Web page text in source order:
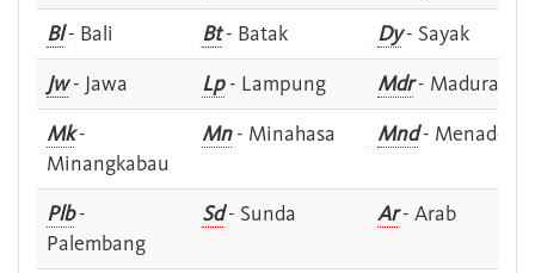
Bl- Bali Bt- Batak Dy- Sayak
Jw- Jawa Lp- Lampung Mdr- Madura
Mk-
Minangkabau
Mn- Minahasa Mnd- Menado
Plb-
Palembang
Sd- Sunda Ar- Arab